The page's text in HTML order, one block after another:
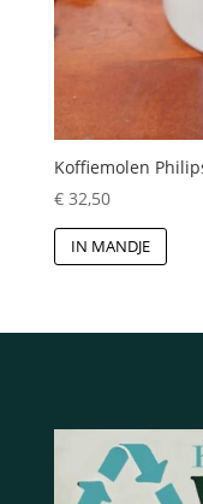
Koffiemolen
€32,50
IN MANDJE